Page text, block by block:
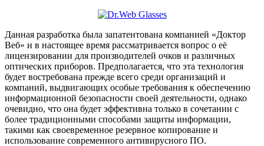
Данная разработка была запатентована компанией «Доктор
Веб» и в настоящее время рассматривается вопрос о её
лицензировании для производителей очков и различных
оптических приборов. Предполагается, что эта технология
будет востребована прежде всего среди организаций и
компаний, выдвигающих особые требования к обеспечению
информационной безопасности своей деятельности, однако
очевидно, что она будет эффективна только в сочетании с
более традиционными способами защиты информации,
такими как своевременное резервное копирование и
использование современного антивирусного ПО.